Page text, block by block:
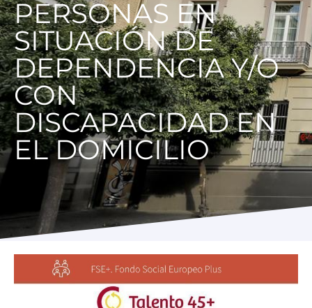
Programas
PERSONAS EN
SITUACIÓN DE
DEPENDENCIA Y/O
CON
DISCAPACIDAD EN
EL DOMICILIO